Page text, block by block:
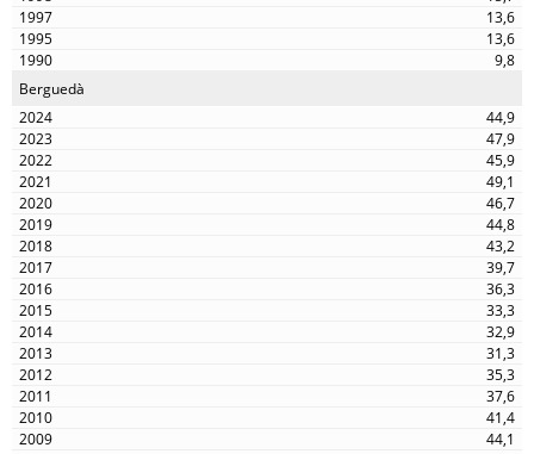
13,6
13,6
9,8
Berguedà
44,9
47,9
45,9
49,1
46,7
44,8
43,2
39,7
36,3
33,3
32,9
31,3
35,3
37,6
41,4
44,1